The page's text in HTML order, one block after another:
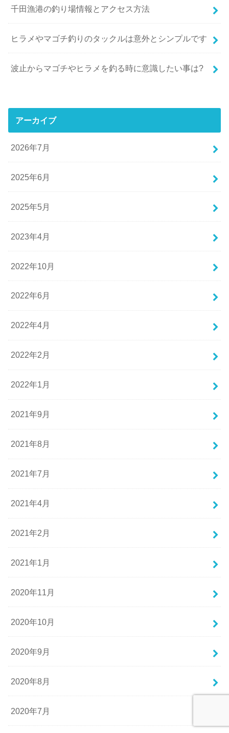
千田漁港の釣り場情報とアクセス方法
ヒラメやマゴチ釣りのタックルは意外とシンプルです
波止からマゴチやヒラメを釣る時に意識したい事は?
アーカイブ
2026年7月
2025年6月
2025年5月
2023年4月
2022年10月
2022年6月
2022年4月
2022年2月
2022年1月
2021年9月
2021年8月
2021年7月
2021年4月
2021年2月
2021年1月
2020年11月
2020年10月
2020年9月
2020年8月
2020年7月